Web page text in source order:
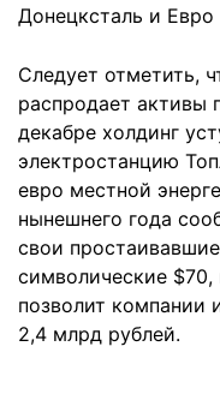
Донецксталь и Евро
Следует отметить,
распродает активы
декабре холдинг
электростанцию
евро местной
нынешнего года
свои
символические $70,
позволит компании
2,4 млрд рублей.